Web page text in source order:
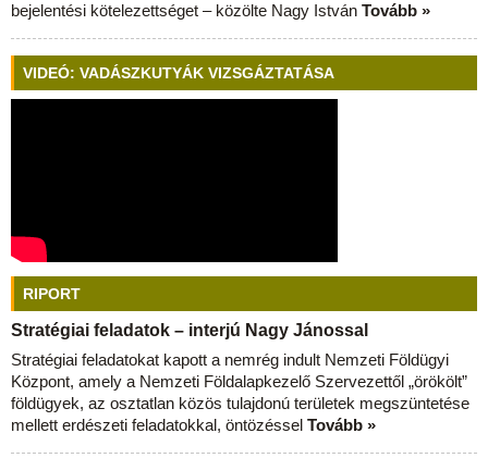
bejelentési kötelezettséget – közölte Nagy István Tovább »
VIDEÓ: VADÁSZKUTYÁK VIZSGÁZTATÁSA
RIPORT
Stratégiai feladatok – interjú Nagy Jánossal
Stratégiai feladatokat kapott a nemrég indult Nemzeti Földügyi
Központ, amely a Nemzeti Földalapkezelő Szervezettől „örökölt”
földügyek, az osztatlan közös tulajdonú területek megszüntetése
mellett erdészeti feladatokkal, öntözéssel Tovább »